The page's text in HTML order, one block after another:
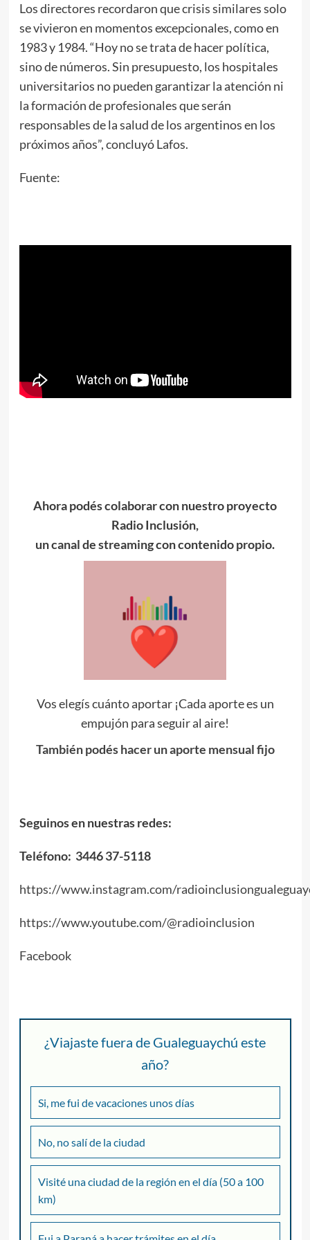
Los directores recordaron que crisis similares solo
se vivieron en momentos excepcionales, como en
1983 y 1984. “Hoy no se trata de hacer política,
sino de números. Sin presupuesto, los hospitales
universitarios no pueden garantizar la atención ni
la formación de profesionales que serán
responsables de la salud de los argentinos en los
próximos años”, concluyó Lafos.
Fuente:
Ahora podés colaborar con nuestro proyecto
Radio Inclusión,
un canal de streaming con contenido propio.
Vos elegís cuánto aportar ¡Cada aporte es un
empujón para seguir al aire!
También podés hacer un aporte mensual fijo
Seguinos en nuestras redes:
Teléfono: 3446 37-5118
https://www.instagram.com/
https://www.youtube.com/@radioinclusion
Facebook
¿Viajaste fuera de Gualeguaychú este
año?
Si, me fui de vacaciones unos días
No, no salí de la ciudad
Visité una ciudad de la región en el día (50 a 100
km)